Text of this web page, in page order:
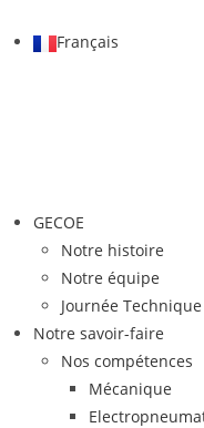
Français
GECOE
Notre histoire
Notre équipe
Journée Technique
Notre savoir-faire
Nos compétences
Mécanique